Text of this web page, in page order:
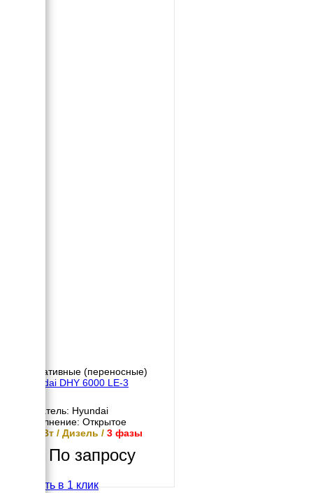
Портативные (переносные)
Hyundai DHY 6000 LE-3
Двигатель: Hyundai
Исполнение: Открытое
4.5 кВт / Дизель / 3 фазы
По запросу
Купить в 1 клик